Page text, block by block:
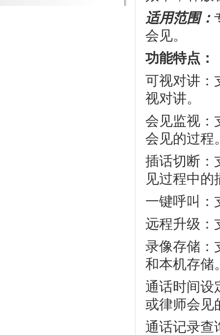
适用范围：
会见。
功能特点：
可视对讲：
视对讲。
会见监视：
会见的过程
插话切断：
见过程中的
一键呼叫：
远程升级：
录像存储：
和本机存储
通话时间设
或律师会见
通话记录查